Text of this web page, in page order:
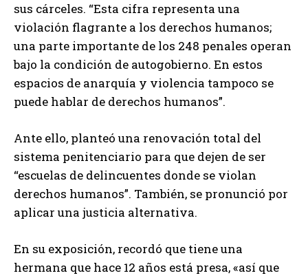
sus cárceles. “Esta cifra representa una
violación flagrante a los derechos humanos;
una parte importante de los 248 penales operan
bajo la condición de autogobierno. En estos
espacios de anarquía y violencia tampoco se
puede hablar de derechos humanos”.
Ante ello, planteó una renovación total del
sistema penitenciario para que dejen de ser
“escuelas de delincuentes donde se violan
derechos humanos”. También, se pronunció por
aplicar una justicia alternativa.
En su exposición, recordó que tiene una
hermana que hace 12 años está presa, «así que